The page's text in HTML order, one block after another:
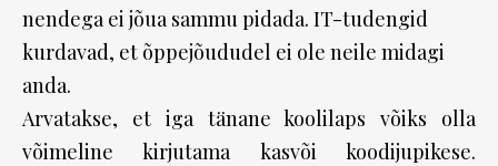
nendega ei jõua sammu pidada. IT-tudengid
kurdavad, et õppejõududel ei ole neile midagi
anda.
Arvatakse, et iga tänane koolilaps võiks olla
võimeline kirjutama kasvõi koodijupikese.